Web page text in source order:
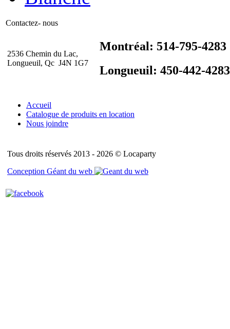
Contactez- nous
2536 Chemin du Lac,
Longueuil, Qc J4N 1G7
Montréal: 514-795-4283
Longueuil: 450-442-4283
Accueil
Catalogue de produits en location
Nous joindre
Tous droits réservés 2013 - 2026 © Locaparty
Conception Géant du web